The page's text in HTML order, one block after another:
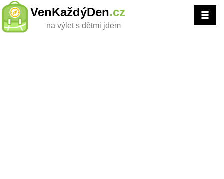
VenKaždýDen.cz
na výlet s dětmi jdem